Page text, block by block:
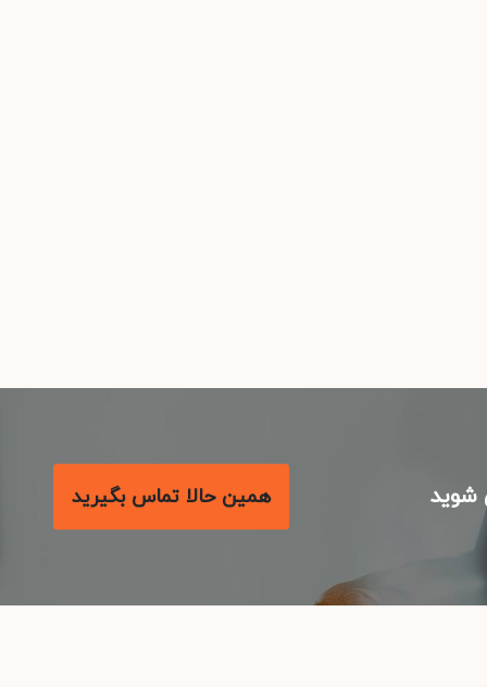
همین حالا تماس بگیرید